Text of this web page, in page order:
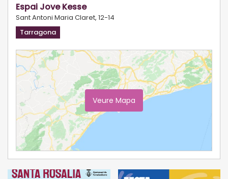
Espai Jove Kesse
Sant Antoni Maria Claret, 12-14
Tarragona
Veure Mapa